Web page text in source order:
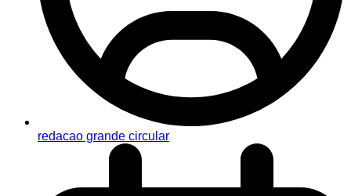
redacao grande circular